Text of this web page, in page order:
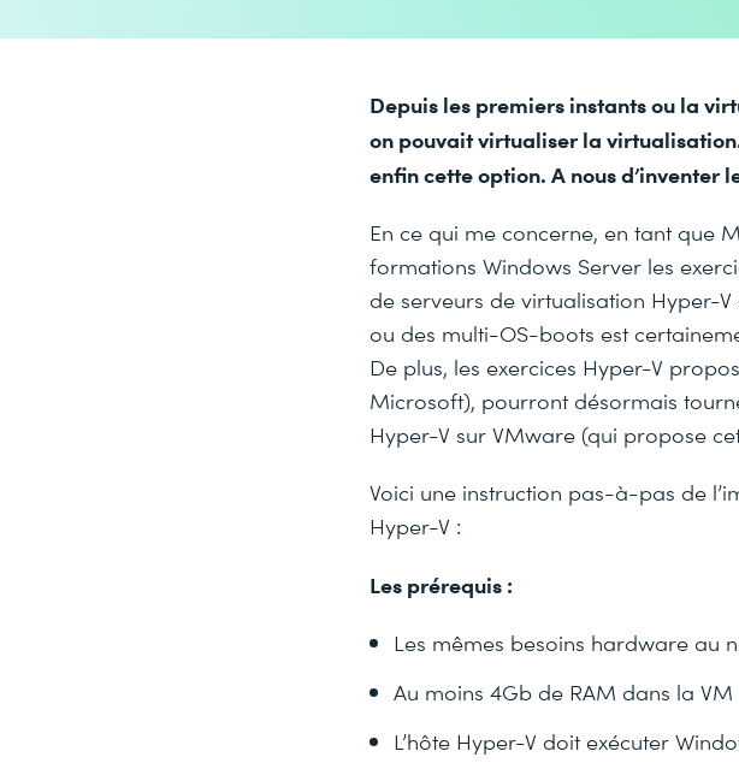
Depuis les premiers instants ou la
on pouvait virtualiser la
enfin cette option. A nous
En ce qui me concerne, en tant que
formations Windows Server les
de serveurs de virtualisation Hyper-
ou des multi-OS-boots est
De plus, les exercices Hyper-V
Microsoft), pourront désormais
Hyper-V sur VMware (qui propose
Voici une instruction pas-à-pas de
Hyper-V :
Les prérequis :
Les mêmes besoins hardware au
Au moins 4Gb de RAM dans la
L’hôte Hyper-V doit exécuter